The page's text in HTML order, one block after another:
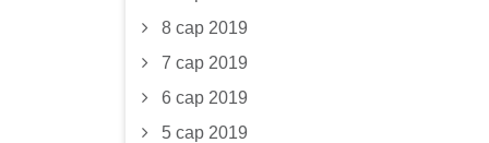
8 сар 2019
7 сар 2019
6 сар 2019
5 сар 2019